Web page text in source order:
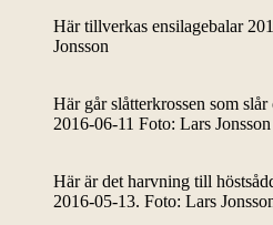
Här tillverkas ensilagebalar
Jonsson
Här går slåtterkrossen som
2016-06-11 Foto: Lars Jonsson
Här är det harvning till
2016-05-13. Foto: Lars